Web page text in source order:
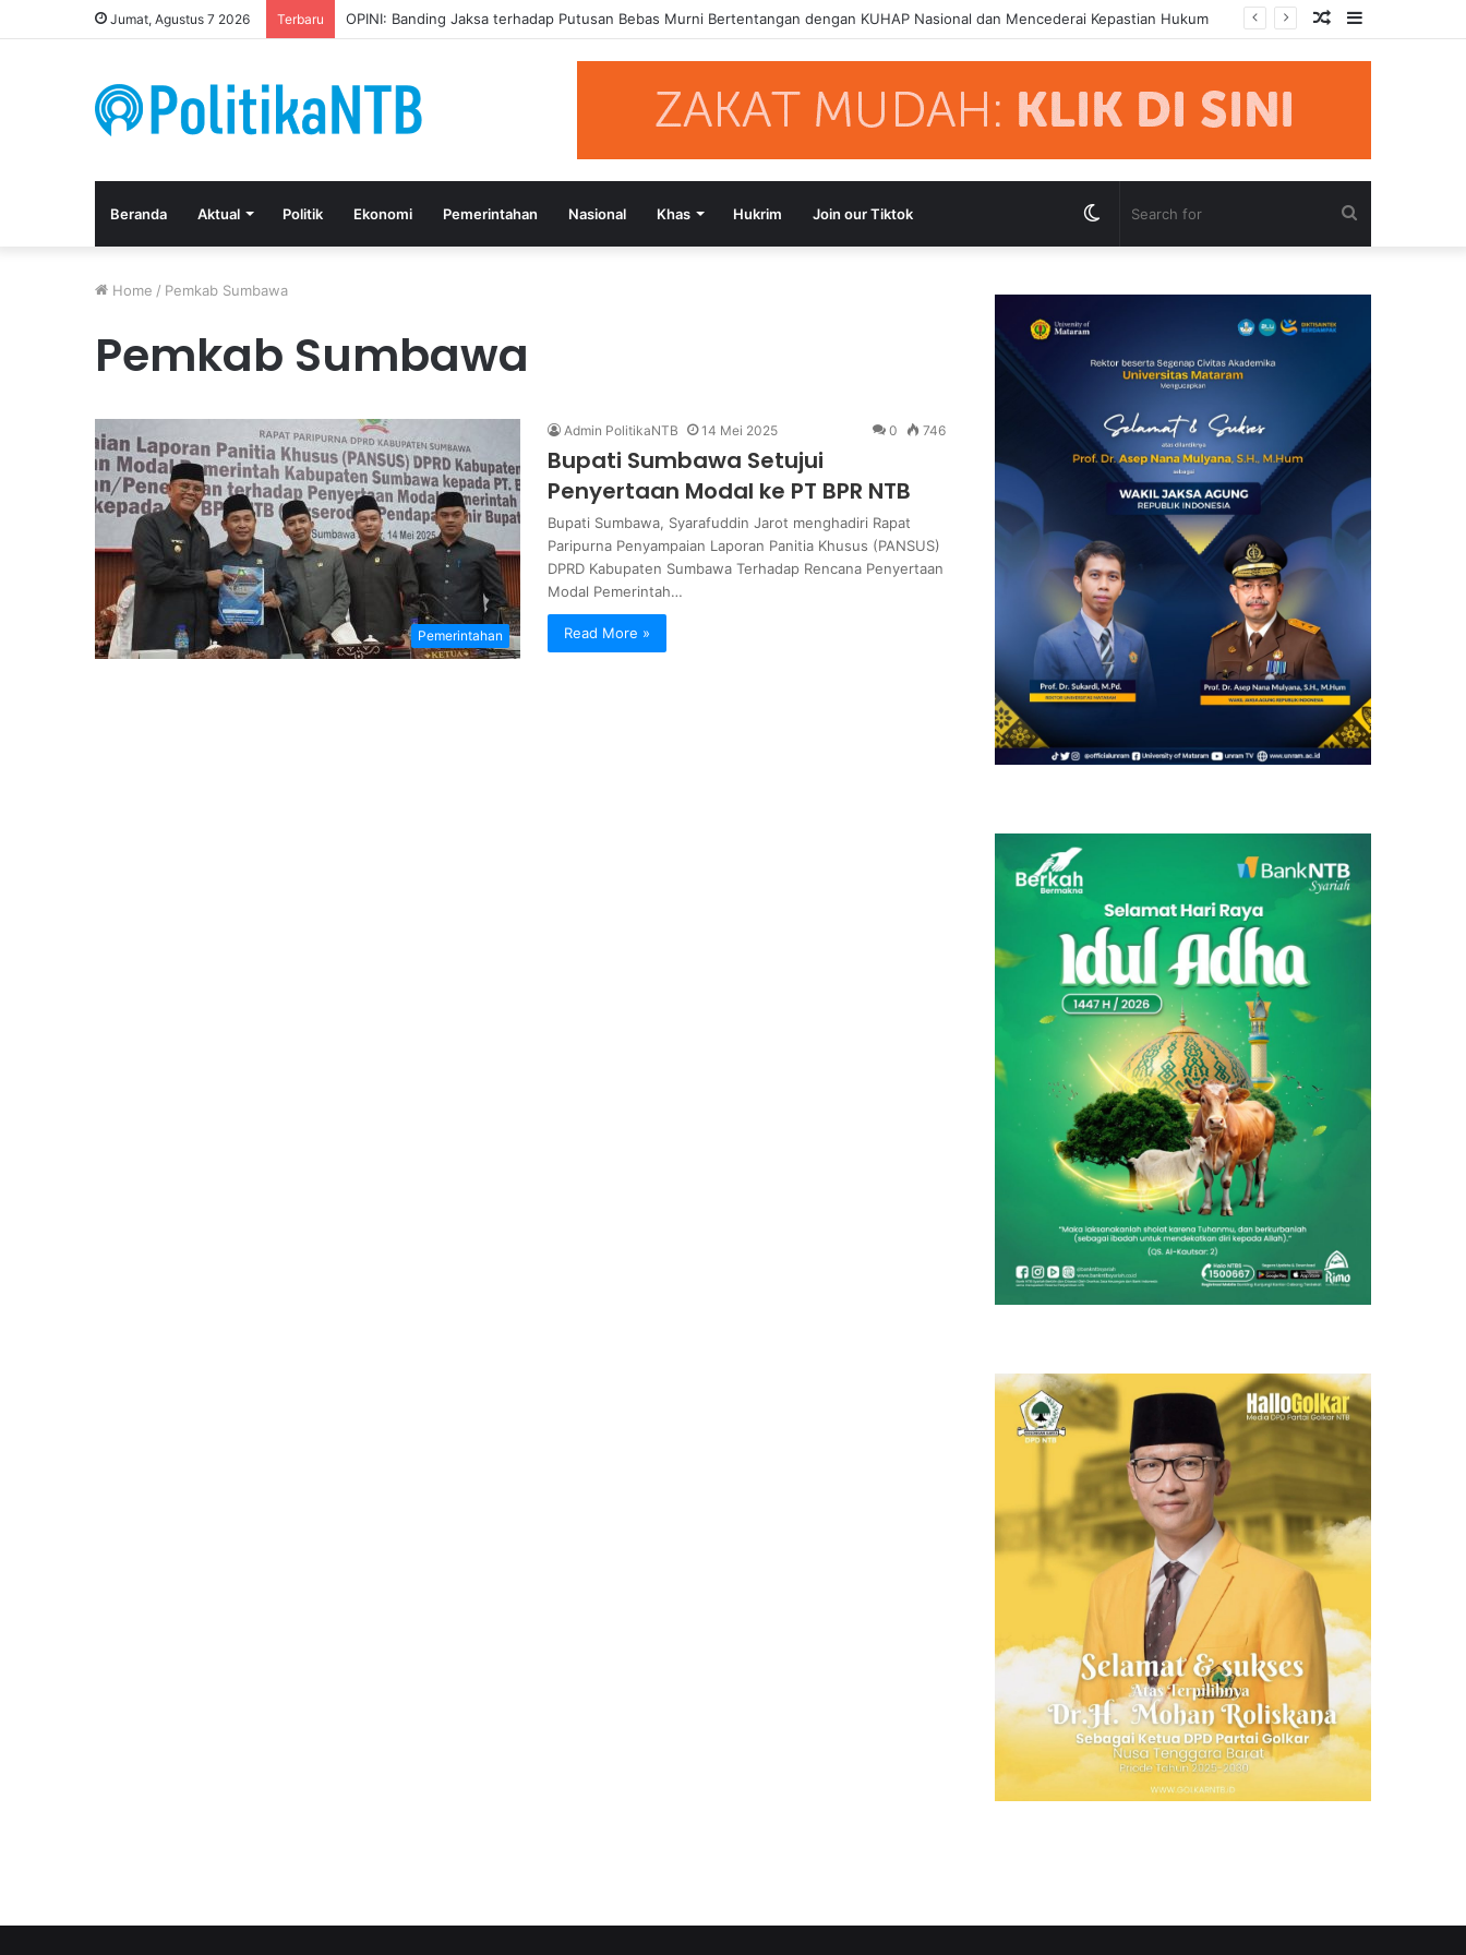
Jumat, Agustus 7 2026 Terbaru OPINI: Banding Jaksa terhadap Putusan Bebas Murni Bertentangan dengan KUHAP Nasional dan Mencederai Kepastian Hukum
Random
Article
Beranda Aktual Politik Ekonomi Pemerintahan Nasional Khas Hukrim Join our Tiktok Switch
Home / Pemkab Sumbawa
Pemkab Sumbawa
Pemerintahan
Admin PolitikaNTB 14 Mei 2025 0 746
Bupati Sumbawa Setujui
Penyertaan Modal ke PT BPR NTB
Bupati Sumbawa, Syarafuddin Jarot menghadiri Rapat
Paripurna Penyampaian Laporan Panitia Khusus (PANSUS)
DPRD Kabupaten Sumbawa Terhadap Rencana Penyertaan
Modal Pemerintah…
Read More »